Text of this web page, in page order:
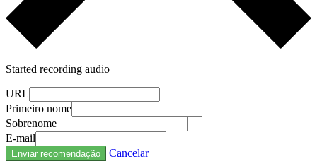
Started recording audio
URL
Primeiro nome
Sobrenome
E-mail
Enviar recomendação Cancelar